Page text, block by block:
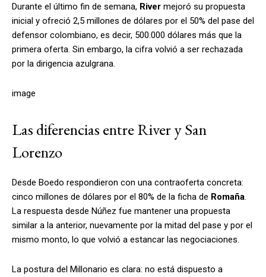
Durante el último fin de semana, River mejoró su propuesta
inicial y ofreció 2,5 millones de dólares por el 50% del pase del
defensor colombiano, es decir, 500.000 dólares más que la
primera oferta. Sin embargo, la cifra volvió a ser rechazada
por la dirigencia azulgrana.
image
Las diferencias entre River y San
Lorenzo
Desde Boedo respondieron con una contraoferta concreta:
cinco millones de dólares por el 80% de la ficha de Romaña.
La respuesta desde Núñez fue mantener una propuesta
similar a la anterior, nuevamente por la mitad del pase y por el
mismo monto, lo que volvió a estancar las negociaciones.
La postura del Millonario es clara: no está dispuesto a